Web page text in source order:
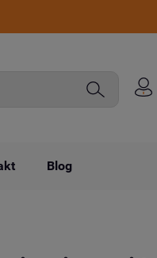
Blog